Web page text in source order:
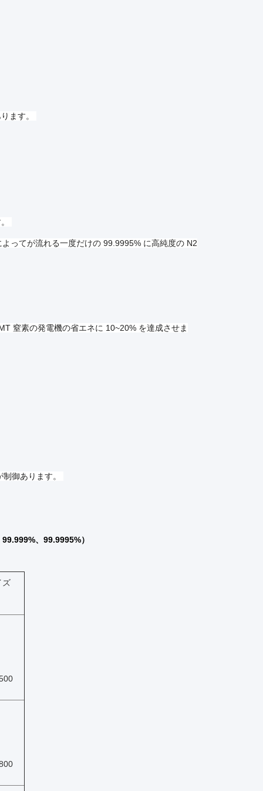
ます。
ってが流れる一度だけの 99.9995% に高純度の N2
窒素の発電機の省エネに 10~20% を達成させま
御あります。
、99.9995%）
ズ